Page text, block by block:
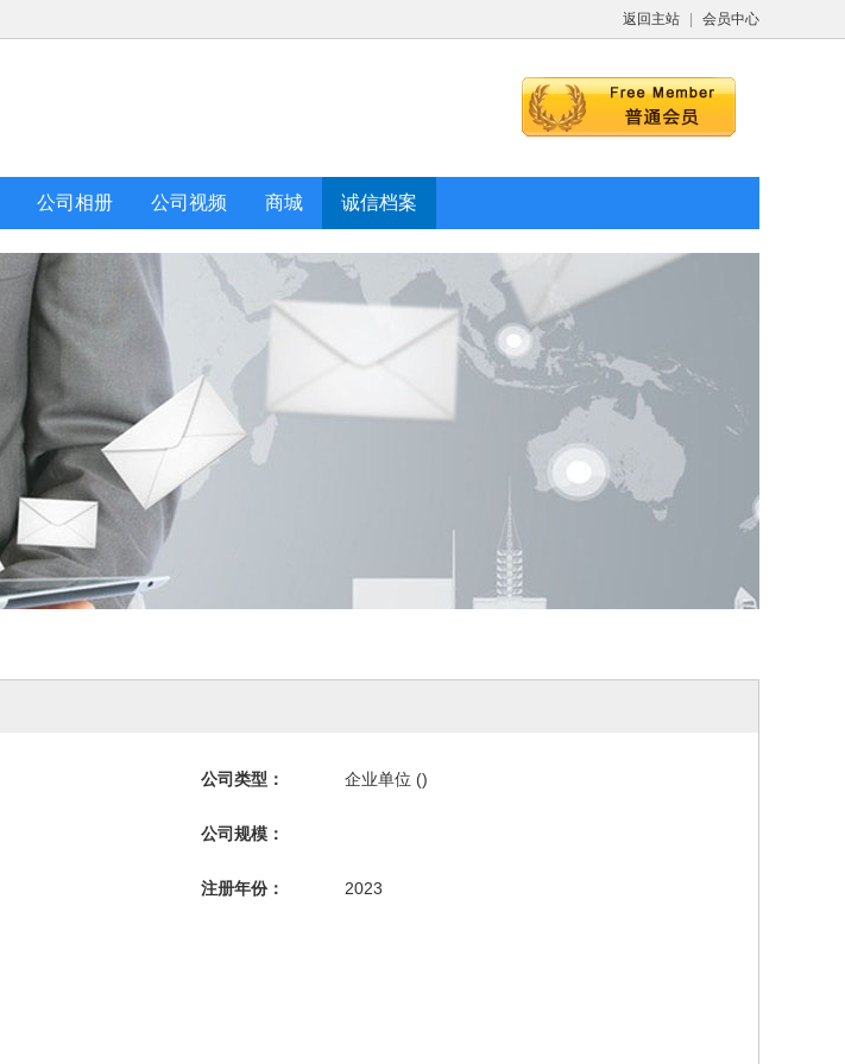
返回主站 会员中心
公司相册 公司视频 商城 诚信档案
公司类型： 企业单位 ()
公司规模：
注册年份： 2023